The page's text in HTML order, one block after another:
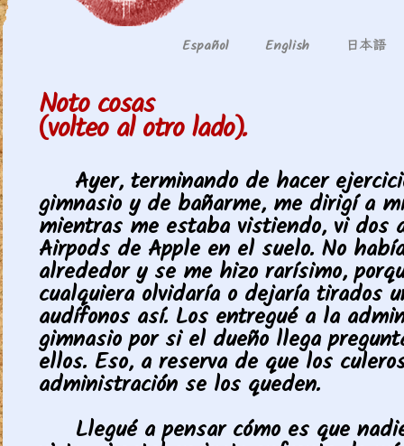
Español English 日本語
Noto cosas
(volteo al otro lado).
Ayer, terminando de hacer
gimnasio y de bañarme, me dirigí a
mientras me estaba vistiendo, vi dos
Airpods de Apple en el suelo. No
alrededor y se me hizo rarísimo,
cualquiera olvidaría o dejaría tirados
audífonos así. Los entregué a la
gimnasio por si el dueño llega
ellos. Eso, a reserva de que los
administración se los queden.
Llegué a pensar cómo es que